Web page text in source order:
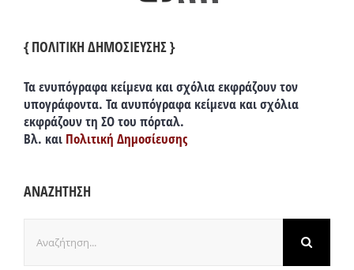
{ ΠΟΛΙΤΙΚΗ ΔΗΜΟΣΙΕΥΣΗΣ }
Τα ενυπόγραφα κείμενα και σχόλια εκφράζουν τον
υπογράφοντα. Τα ανυπόγραφα κείμενα και σχόλια
εκφράζουν τη ΣΟ του πόρταλ.
Βλ. και Πολιτική Δημοσίευσης
ΑΝΑΖΗΤΗΣΗ
για: